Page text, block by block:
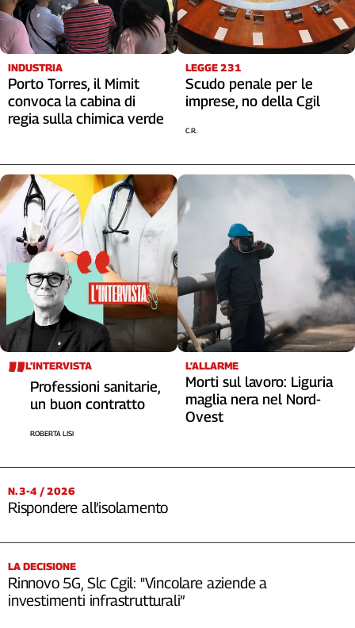
La
redazione
Newsletter
INDUSTRIA
Porto Torres, il Mimit
convoca la cabina di
regia sulla chimica verde
LEGGE 231
Scudo penale per le
imprese, no della Cgil
C.R.
L’INTERVISTA
Professioni sanitarie,
un buon contratto
ROBERTA LISI
L’ALLARME
Morti sul lavoro: Liguria
maglia nera nel Nord-
Ovest
N. 3-4 / 2026
Rispondere all’isolamento
LA DECISIONE
Rinnovo 5G, Slc Cgil: "Vincolare aziende a
investimenti infrastrutturali”